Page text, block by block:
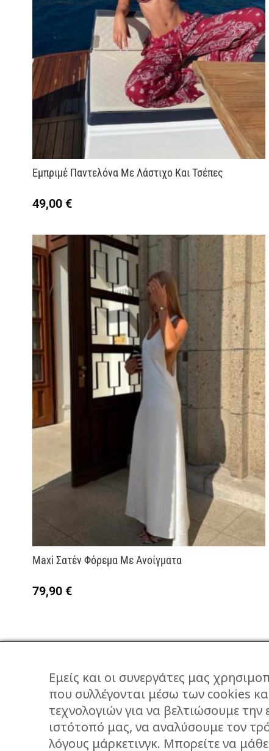
Εμπριμέ Παντελόνα Με Λάστιχο Και Τσέπες
49,00 €
Maxi Σατέν Φόρεμα Με Ανοίγματα
79,90 €
ΕΠΙΚΟΙΝΩΝΙΑ
STORIES
Εμείς και οι συνεργάτες μας
που συλλέγονται μέσω των cookies
τεχνολογιών για να βελτιώσουμε την
ιστότοπό μας, να αναλύσουμε τον
λόγους μάρκετινγκ. Μπορείτε να